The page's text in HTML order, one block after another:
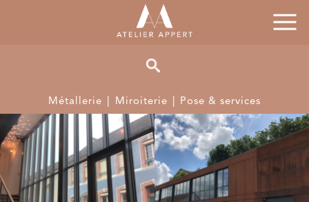
Métallerie Miroiterie Pose & services